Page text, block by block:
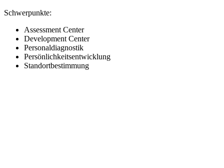
Schwerpunkte:
Assessment Center
Development Center
Personaldiagnostik
Persönlichkeitsentwicklung
Standortbestimmung